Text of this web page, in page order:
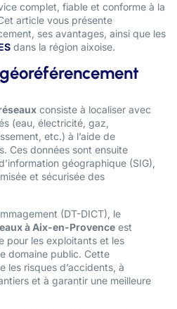
complet, fiable et conforme à la
article vous présente
ses avantages, ainsi que les
dans la région aixoise.
consiste à localiser avec
(eau, électricité, gaz,
etc.) à l’aide de
Ces données sont ensuite
géographique (SIG),
et sécurisée des
(DT-DICT), le
à Aix-en-Provence est
pour les exploitants et les
domaine public. Cette
les risques d’accidents, à
et à garantir une meilleure